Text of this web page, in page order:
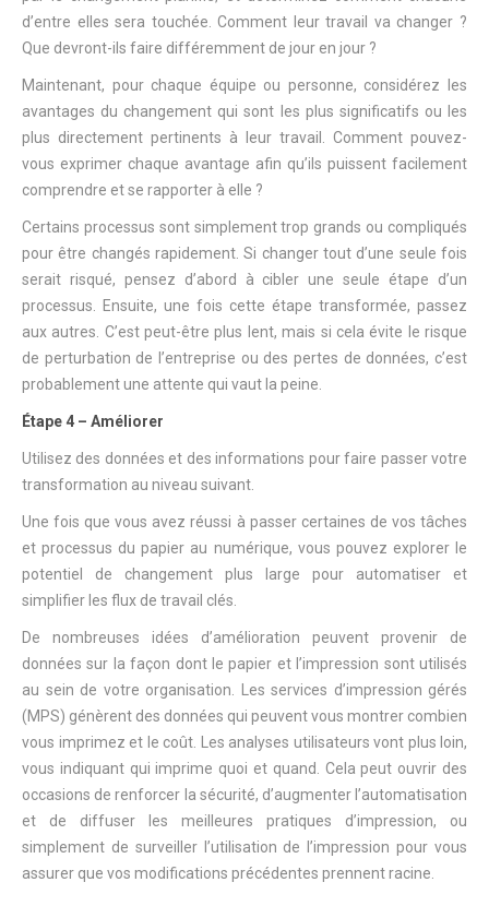
d’entre elles sera touchée. Comment leur travail va changer ?
Que devront-ils faire différemment de jour en jour ?
Maintenant, pour chaque équipe ou personne, considérez les
avantages du changement qui sont les plus significatifs ou les
plus directement pertinents à leur travail. Comment pouvez-
vous exprimer chaque avantage afin qu’ils puissent facilement
comprendre et se rapporter à elle ?
Certains processus sont simplement trop grands ou compliqués
pour être changés rapidement. Si changer tout d’une seule fois
serait risqué, pensez d’abord à cibler une seule étape d’un
processus. Ensuite, une fois cette étape transformée, passez
aux autres. C’est peut-être plus lent, mais si cela évite le risque
de perturbation de l’entreprise ou des pertes de données, c’est
probablement une attente qui vaut la peine.
Étape 4 – Améliorer
Utilisez des données et des informations pour faire passer votre
transformation au niveau suivant.
Une fois que vous avez réussi à passer certaines de vos tâches
et processus du papier au numérique, vous pouvez explorer le
potentiel de changement plus large pour automatiser et
simplifier les flux de travail clés.
De nombreuses idées d’amélioration peuvent provenir de
données sur la façon dont le papier et l’impression sont utilisés
au sein de votre organisation. Les services d’impression gérés
(MPS) génèrent des données qui peuvent vous montrer combien
vous imprimez et le coût. Les analyses utilisateurs vont plus loin,
vous indiquant qui imprime quoi et quand. Cela peut ouvrir des
occasions de renforcer la sécurité, d’augmenter l’automatisation
et de diffuser les meilleures pratiques d’impression, ou
simplement de surveiller l’utilisation de l’impression pour vous
assurer que vos modifications précédentes prennent racine.